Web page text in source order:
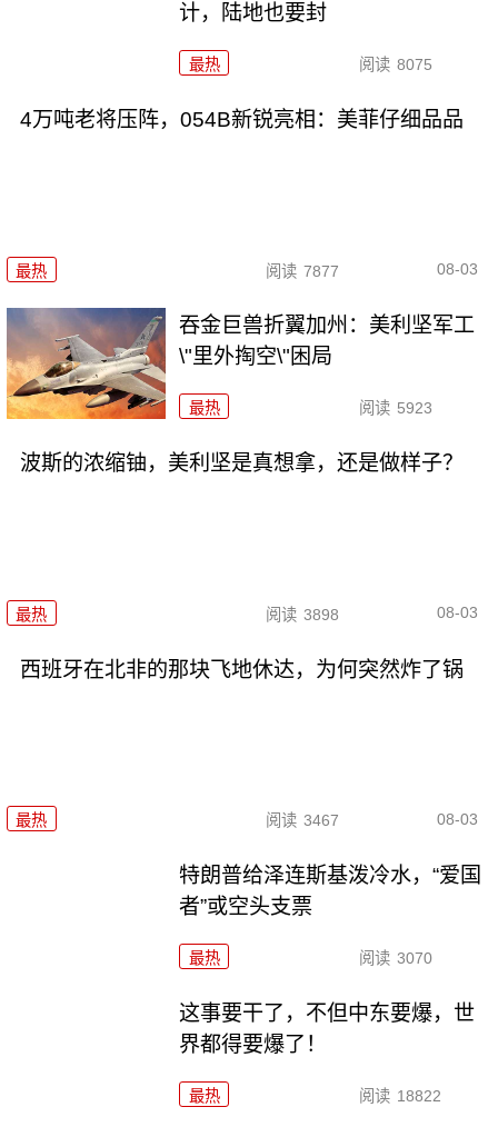
计，陆地也要封
最热 阅读 8075
4万吨老将压阵，054B新锐亮相：美菲仔细品品
最热 阅读 7877 08-03
吞金巨兽折翼加州：美利坚军工
\"里外掏空\"困局
最热 阅读 5923
波斯的浓缩铀，美利坚是真想拿，还是做样子？
最热 阅读 3898 08-03
西班牙在北非的那块飞地休达，为何突然炸了锅
最热 阅读 3467 08-03
特朗普给泽连斯基泼冷水，“爱国
者”或空头支票
最热 阅读 3070
这事要干了，不但中东要爆，世
界都得要爆了！
最热 阅读 18822